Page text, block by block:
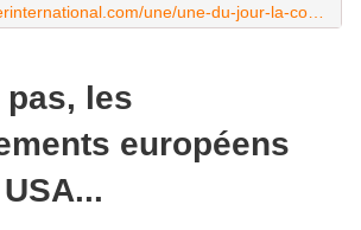
pas, les
européens